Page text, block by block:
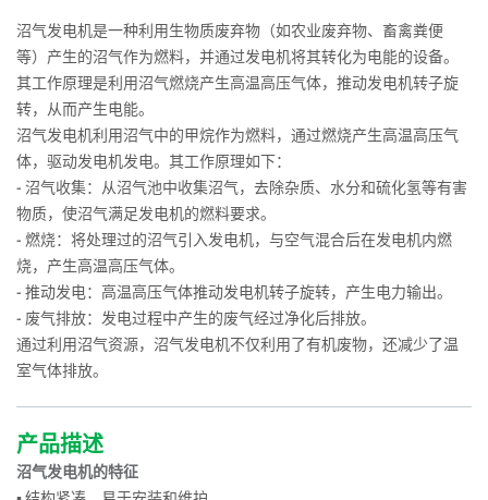
沼气发电机是一种利用生物质废弃物（如农业废弃物、畜禽粪便
等）产生的沼气作为燃料，并通过发电机将其转化为电能的设备。
其工作原理是利用沼气燃烧产生高温高压气体，推动发电机转子旋
转，从而产生电能。
沼气发电机利用沼气中的甲烷作为燃料，通过燃烧产生高温高压气
体，驱动发电机发电。其工作原理如下：
- 沼气收集：从沼气池中收集沼气，去除杂质、水分和硫化氢等有害
物质，使沼气满足发电机的燃料要求。
- 燃烧：将处理过的沼气引入发电机，与空气混合后在发电机内燃
烧，产生高温高压气体。
- 推动发电：高温高压气体推动发电机转子旋转，产生电力输出。
- 废气排放：发电过程中产生的废气经过净化后排放。
通过利用沼气资源，沼气发电机不仅利用了有机废物，还减少了温
室气体排放。
产品描述
沼气发电机的特征